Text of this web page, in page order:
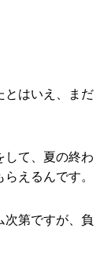
とはいえ、まだ
して、夏の終わ
えるんです。
次第ですが、負